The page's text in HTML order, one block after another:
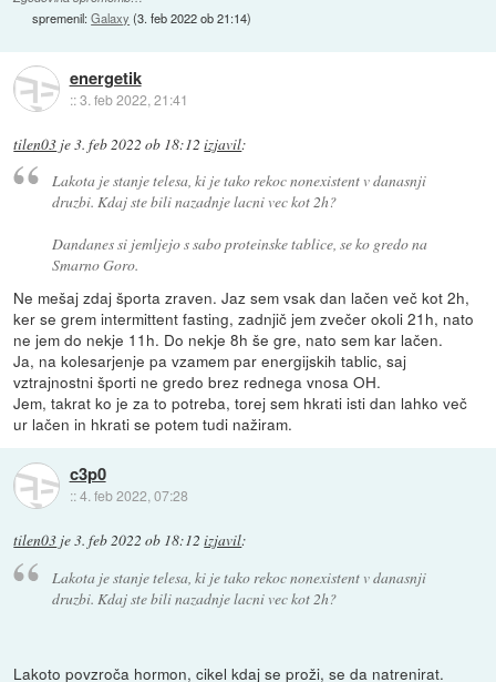
spremenil:Galaxy (3. feb 2022 ob 21:14)
energetik
::3. feb 2022, 21:41
tilen03 je3. feb 2022 ob 18:12 izjavil:
Lakota je stanje telesa, ki je tako rekoc nonexistent v danasnji
druzbi. Kdaj ste bili nazadnje lacni vec kot 2h?
Dandanes si jemljejo s sabo proteinske tablice, se ko gredo na
Smarno Goro.
Ne mešaj zdaj športa zraven. Jaz sem vsak dan lačen več kot 2h,
ker se grem intermittent fasting, zadnjič jem zvečer okoli 21h, nato
ne jem do nekje 11h. Do nekje 8h še gre, nato sem kar lačen.
Ja, na kolesarjenje pa vzamem par energijskih tablic, saj
vztrajnostni športi ne gredo brez rednega vnosa OH.
Jem, takrat ko je za to potreba, torej sem hkrati isti dan lahko več
ur lačen in hkrati se potem tudi nažiram.
c3p0
::4. feb 2022, 07:28
tilen03 je3. feb 2022 ob 18:12 izjavil:
Lakota je stanje telesa, ki je tako rekoc nonexistent v danasnji
druzbi. Kdaj ste bili nazadnje lacni vec kot 2h?
Lakoto povzroča hormon, cikel kdaj se proži, se da natrenirat.